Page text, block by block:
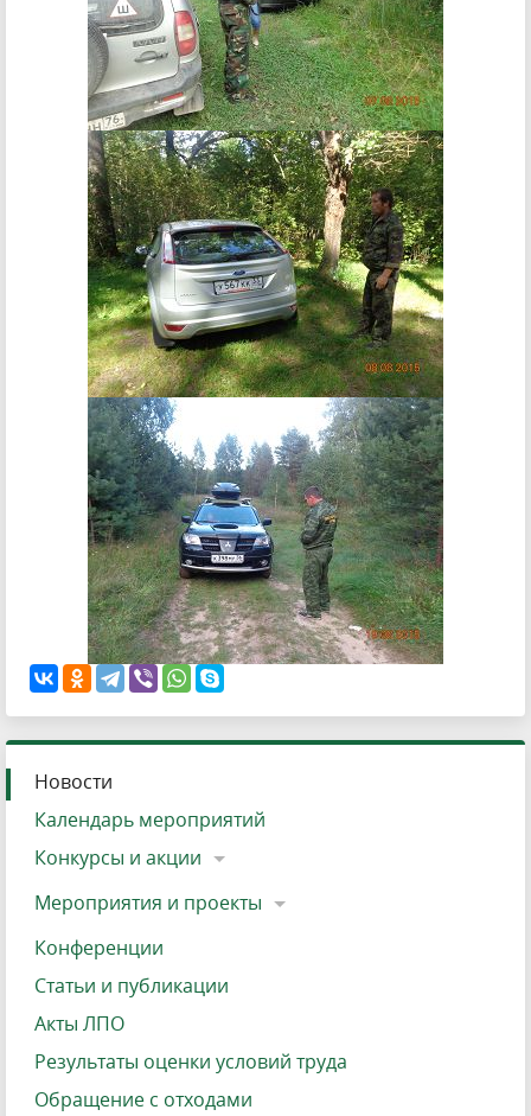
Новости
Календарь мероприятий
Конкурсы и акции
Мероприятия и проекты
Конференции
Статьи и публикации
Акты ЛПО
Результаты оценки условий труда
Обращение с отходами